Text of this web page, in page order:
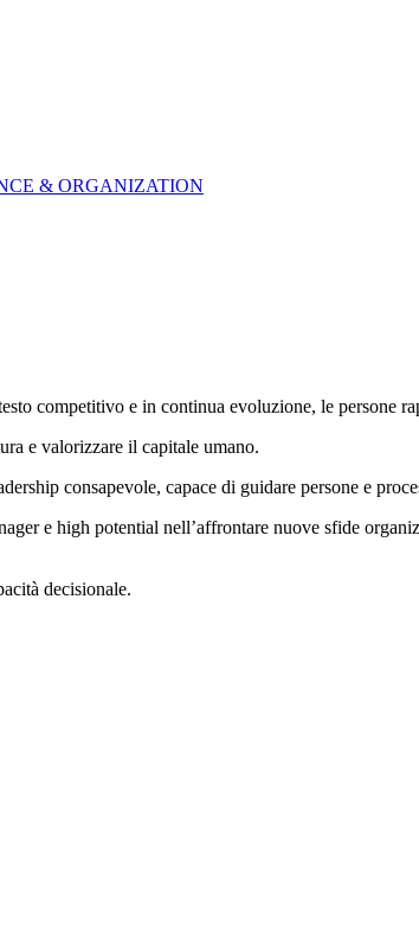
& ORGANIZATION
competitivo e in continua evoluzione, le persone
e valorizzare il capitale umano.
consapevole, capace di guidare persone e
e high potential nell’affrontare nuove sfide
decisionale.